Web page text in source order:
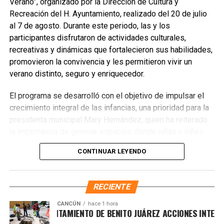
inmediata para prevenir el desplome de árboles sobre
viviendas y mitigar riesgos. Se exhorta a la ciudadanía a
reportar cualquier situación de vulnerabilidad a los canales
oficiales para su atención oportuna.
Fuente: 5to Poder Agencia de Noticias
Recreación del H. Ayuntamiento, realizado del 20 de julio
al 7 de agosto. Durante este periodo, las y los
participantes disfrutaron de actividades culturales,
recreativas y dinámicas que fortalecieron sus habilidades,
promovieron la convivencia y les permitieron vivir un
verano distinto, seguro y enriquecedor.
El programa se desarrolló con el objetivo de impulsar el
crecimiento integral de las infancias, una prioridad para la
presidenta municipal Mary Hernández, quien ha reiterado
puedan aprender, expresarse y convivir de manera sana.
Las actividades incluyeron talleres artísticos, juegos
como el respeto, la solidaridad y el trabajo en equipo.
CONTINUAR LEYENDO
RECIENTE
CANCÚN hace 1 hora
AYUNTAMIENTO DE BENITO JUÁREZ ACCIONES